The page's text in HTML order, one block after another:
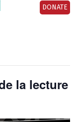
DONATE
la lecture